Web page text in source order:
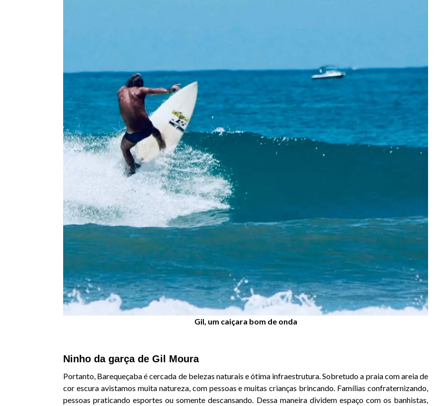
Gil, um caiçara bom de onda
Ninho da garça de Gil Moura
Portanto, Barequeçaba é cercada de belezas naturais e ótima infraestrutura. Sobretudo a praia com areia de
cor escura avistamos muita natureza, com pessoas e muitas crianças brincando. Famílias confraternizando,
pessoas praticando esportes ou somente descansando. Dessa maneira dividem espaço com os banhistas,